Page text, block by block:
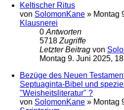
Keltischer Ritus
von SolomonKane » Montag
Klausnerei
0 Antworten
5718 Zugriffe
Letzter Beitrag von
Montag 9. Juni 2025,
Bezüge des Neuen
Septuaginta-Bibel und
"Weisheitsliteratur" ?
von SolomonKane » Montag